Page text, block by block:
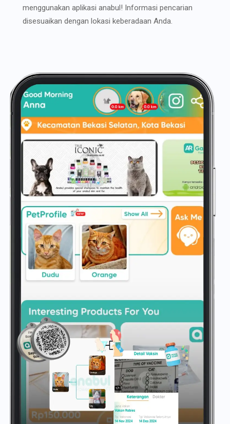
menggunakan aplikasi anabul! Informasi pencarian
disesuaikan dengan lokasi keberadaan Anda.